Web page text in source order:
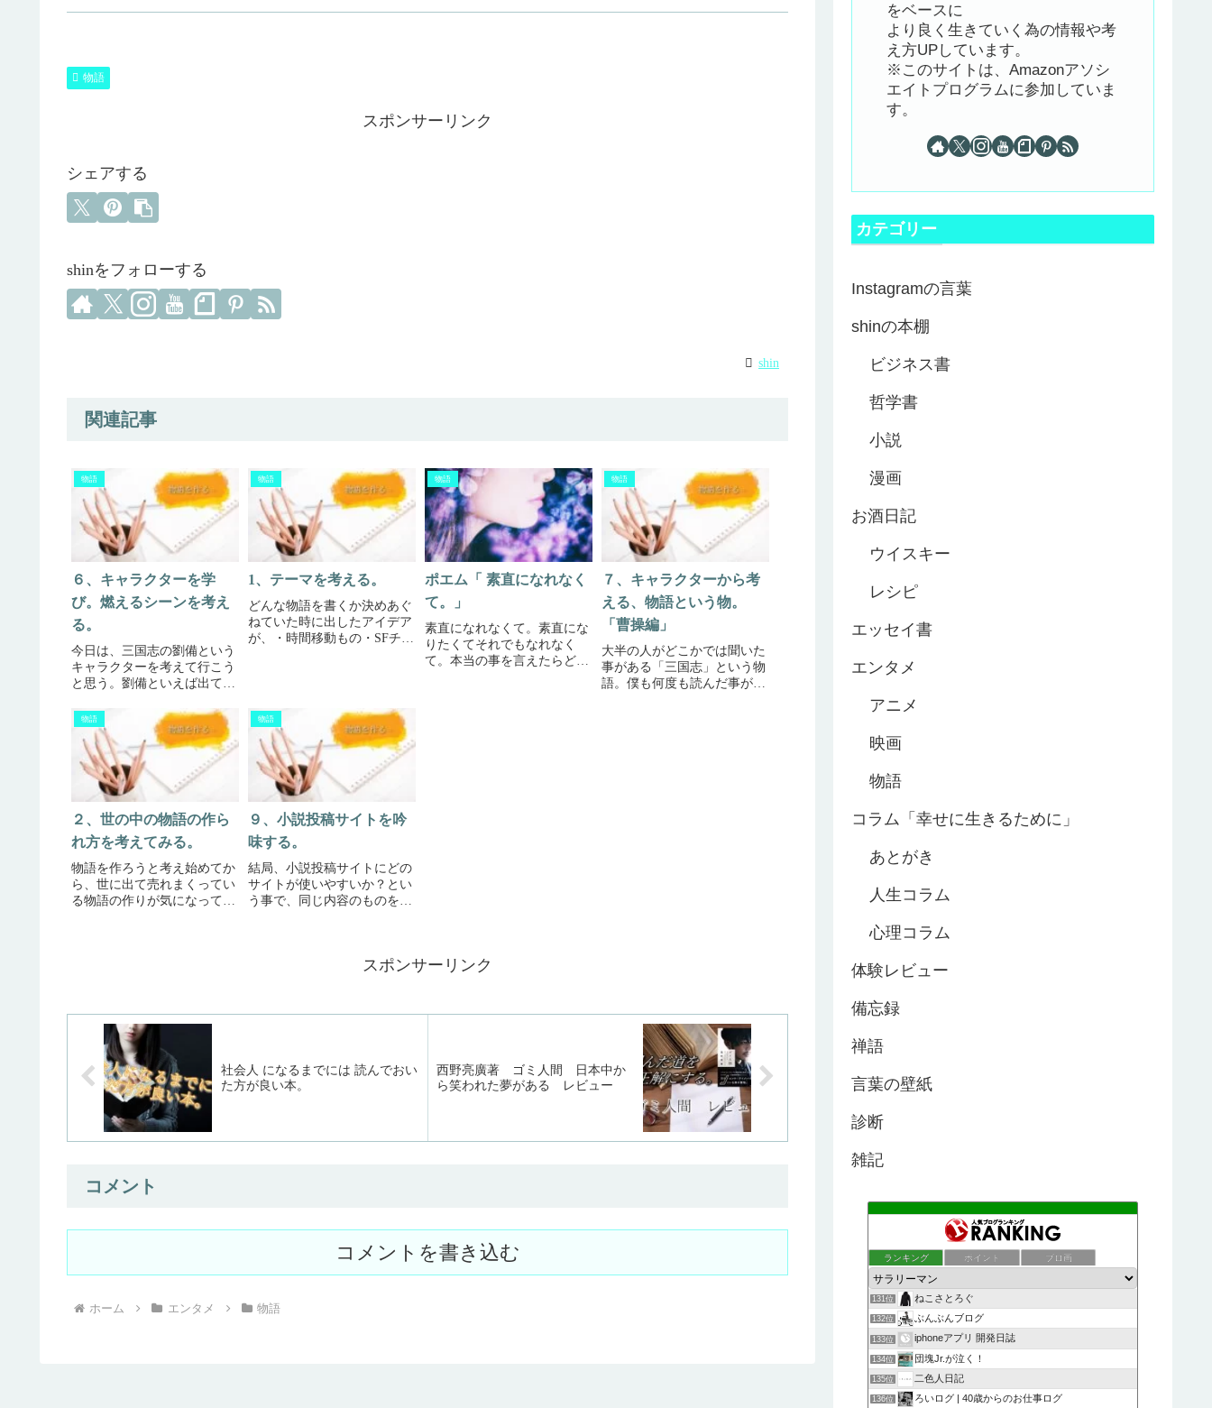
物語
スポンサーリンク
シェアする
shinをフォローする
shin
関連記事
物語
６、キャラクターを学
び。燃えるシーンを考え
る。
今日は、三国志の劉備という
キャラクターを考えて行こう
と思う。劉備といえば出てく
礼、義兄弟の関羽や張飛、趙
雲、諸葛亮など多くの人に慕
われたという、人望の大将。
なぜか、劉備のもとには強い
武将が集まってくる。五虎将
軍の関...
物語
1、テーマを考える。
どんな物語を書くか決めあぐ
ねていた時に出したアイデア
が、・時間移動もの・SFチッ
何かしらの共感を得られるモ
ノなのかなって思いました。
生きて...
物語
ポエム「 素直になれなく
て。」
素直になれなくて。素直にな
りたくてそれでもなれなく
て。本当の事を言えたらどれ
物語
７、キャラクターから考
える、物語という物。
「曹操編」
大半の人がどこかでは聞いた
事がある「三国志」という物
語。僕も何度も読んだ事があ
物語
２、世の中の物語の作ら
れ方を考えてみる。
物語を作ろうと考え始めてか
ら、世に出て売れまくってい
る物語の作りが気になって良
刃」な...
物語
９、小説投稿サイトを吟
味する。
結局、小説投稿サイトにどの
サイトが使いやすいか？とい
う事で、同じ内容のものをマ
しようかと思案しています(ﾟ
た...
スポンサーリンク
社会人 になるまでには 読んでおい
た方が良い本。
西野亮廣著 ゴミ人間 日本中か
ら笑われた夢がある レビュー
コメント
コメントを書き込む
ホーム エンタメ 物語
をベースに
より良く生きていく為の情報や考
え方UPしています。
※このサイトは、Amazonアソシ
エイトプログラムに参加していま
す。
カテゴリー
Instagramの言葉
shinの本棚
ビジネス書
哲学書
小説
漫画
お酒日記
ウイスキー
レシピ
エッセイ書
エンタメ
アニメ
映画
物語
コラム「幸せに生きるために」
あとがき
人生コラム
心理コラム
体験レビュー
備忘録
禅語
言葉の壁紙
診断
雑記
ランキング ポイント ブロ画
131位 ねこさとろぐ
132位 ぶんぶんブログ
133位 iphoneアプリ 開発日誌
134位 団塊Jr.が泣く！
135位 二色人日記
136位 ろいログ | 40歳からのお仕事ログ